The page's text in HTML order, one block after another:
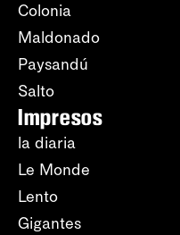
Colonia
Maldonado
Paysandú
Salto
Impresos
la diaria
Le Monde
Lento
Gigantes